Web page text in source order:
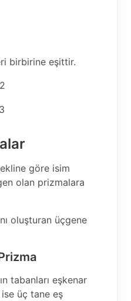
birbirine eşittir.
2
3
göre isim
olan prizmalara
oluşturan üçgene
tabanları eşkenar
üç tane eş